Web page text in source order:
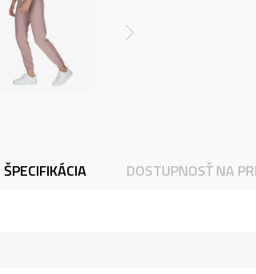
ŠPECIFIKÁCIA DOSTUPNOSŤ NA